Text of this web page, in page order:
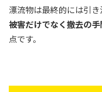
漂流物は最終的には引き
被害だけでなく撤去の
点です。